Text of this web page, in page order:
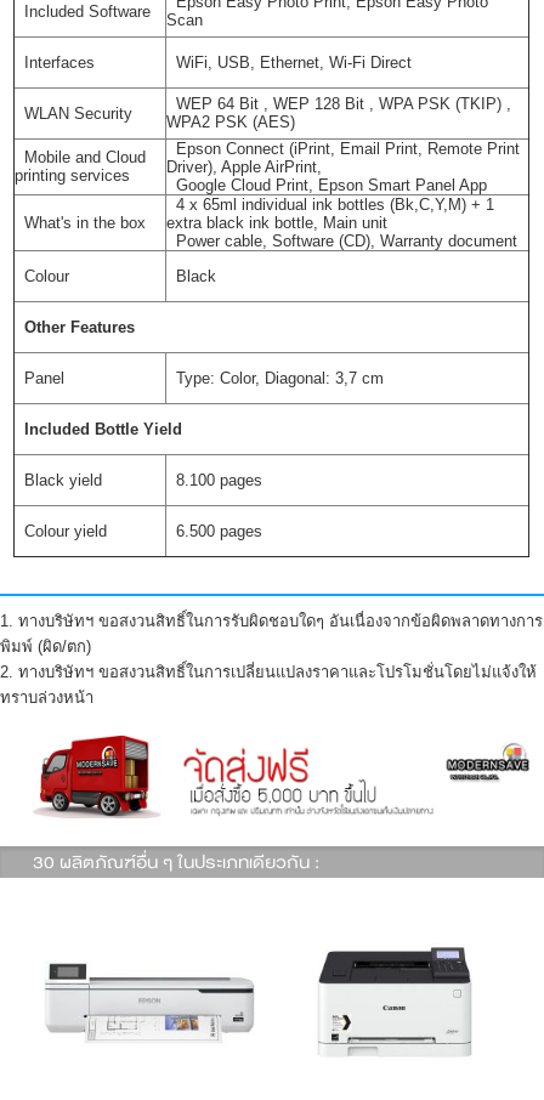
Included Software
Scan
Interfaces WiFi, USB, Ethernet, Wi-Fi Direct
WLAN Security
WEP 64 Bit , WEP 128 Bit , WPA PSK (TKIP) ,
WPA2 PSK (AES)
Mobile and Cloud
printing services
Epson Connect (iPrint, Email Print, Remote Print
Driver), Apple AirPrint,
Google Cloud Print, Epson Smart Panel App
What's in the box
4 x 65ml individual ink bottles (Bk,C,Y,M) + 1
extra black ink bottle, Main unit
Power cable, Software (CD), Warranty document
Colour
Black
Other Features
Panel Type: Color, Diagonal: 3,7 cm
Included Bottle Yield
Black yield 8.100 pages
Colour yield 6.500 pages
1. ทางบริษัทฯ ขอสงวนสิทธิ์ในการรับผิดชอบใดๆ อันเนื่องจากข้อผิดพลาดทางการ
พิมพ์ (ผิด/ตก)
2. ทางบริษัทฯ ขอสงวนสิทธิ์ในการเปลี่ยนแปลงราคาและโปรโมชั่นโดยไม่แจ้งให้
ทราบล่วงหน้า
30 ผลิตภัณฑ์อื่น ๆ ในประเภทเดียวกัน :